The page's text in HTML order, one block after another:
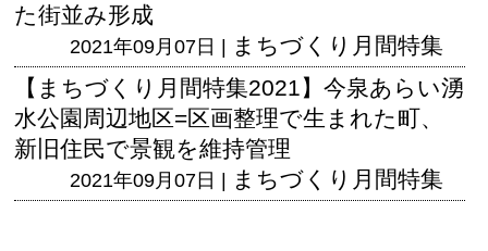
た街並み形成
2021年09月07日 | まちづくり月間特集
【まちづくり月間特集2021】今泉あらい湧
水公園周辺地区=区画整理で生まれた町、
新旧住民で景観を維持管理
2021年09月07日 | まちづくり月間特集